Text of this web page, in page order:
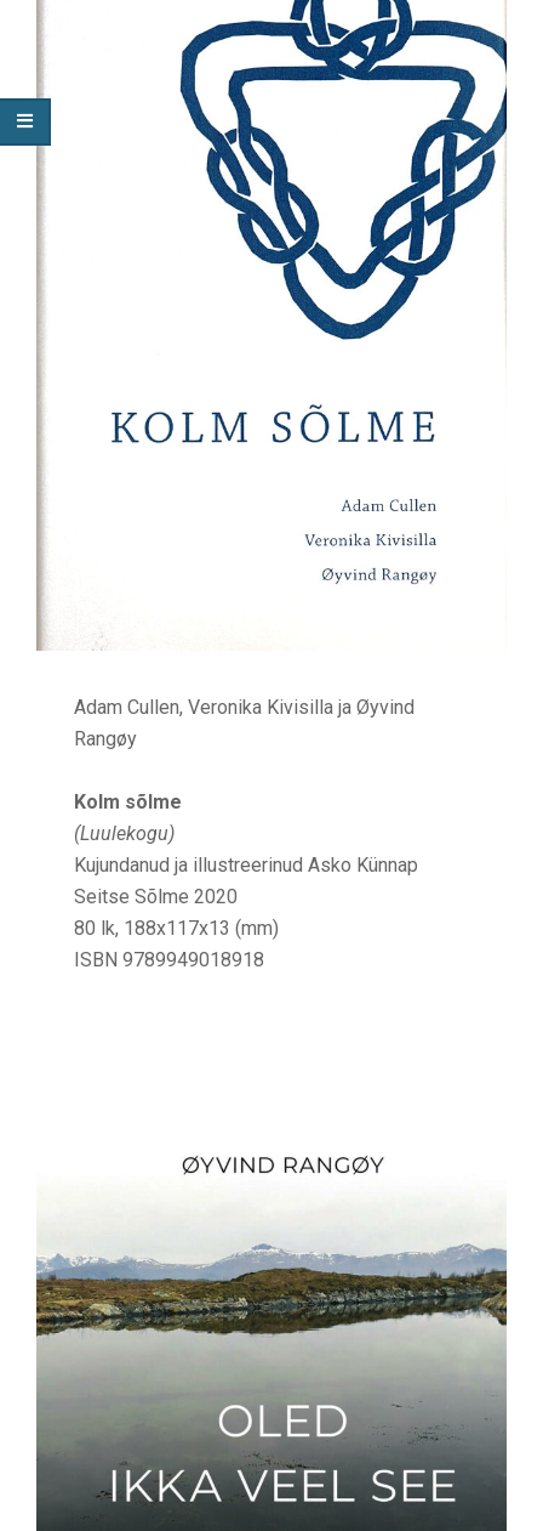
Adam Cullen, Veronika Kivisilla ja Øyvind
Rangøy
Kolm sõlme
(Luulekogu)
Kujundanud ja illustreerinud Asko Künnap
Seitse Sõlme 2020
80 lk, 188x117x13 (mm)
ISBN 9789949018918